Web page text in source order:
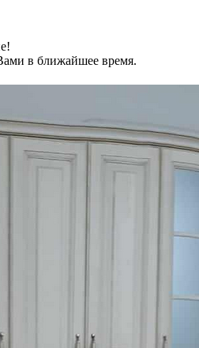
в ближайшее время.